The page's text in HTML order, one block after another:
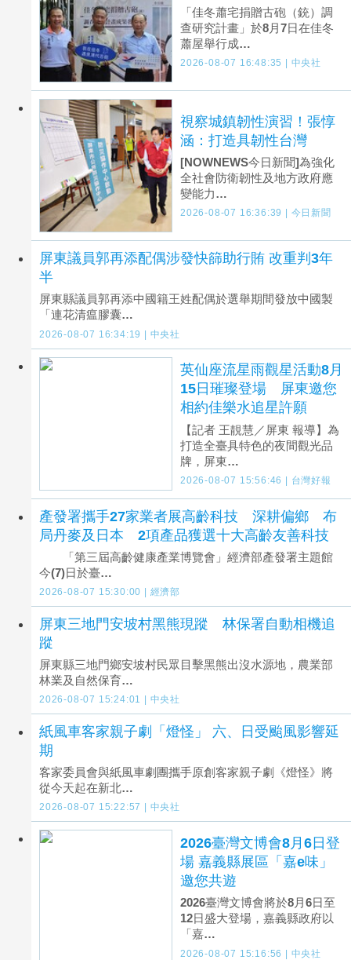
「佳冬蕭宅捐贈古砲（銃）調
查研究計畫」於8月7日在佳冬
蕭屋舉行成…
2026-08-07 16:48:35 | 中央社
視察城鎮韌性演習！張惇
涵：打造具韌性台灣
[NOWNEWS今日新聞]為強化
全社會防衛韌性及地方政府應
變能力…
2026-08-07 16:36:39 | 今日新聞
屏東議員郭再添配偶涉發快篩助行賄 改重判3年
半
屏東縣議員郭再添中國籍王姓配偶於選舉期間發放中國製
「連花清瘟膠囊…
2026-08-07 16:34:19 | 中央社
英仙座流星雨觀星活動8月
15日璀璨登場 屏東邀您
相約佳樂水追星許願
【記者 王靚慧／屏東 報導】為
打造全臺具特色的夜間觀光品
牌，屏東…
2026-08-07 15:56:46 | 台灣好報
產發署攜手27家業者展高齡科技 深耕偏鄉 布
局丹麥及日本 2項產品獲選十大高齡友善科技
「第三屆高齡健康產業博覽會」經濟部產發署主題館
今(7)日於臺…
2026-08-07 15:30:00 | 經濟部
屏東三地門安坡村黑熊現蹤 林保署自動相機追
蹤
屏東縣三地門鄉安坡村民眾目擊黑熊出沒水源地，農業部
林業及自然保育…
2026-08-07 15:24:01 | 中央社
紙風車客家親子劇「燈怪」 六、日受颱風影響延
期
客家委員會與紙風車劇團攜手原創客家親子劇《燈怪》將
從今天起在新北…
2026-08-07 15:22:57 | 中央社
2026臺灣文博會8月6日登
場 嘉義縣展區「嘉e味」
邀您共遊
2026臺灣文博會將於8月6日至
12日盛大登場，嘉義縣政府以
「嘉…
2026-08-07 15:16:56 | 中央社